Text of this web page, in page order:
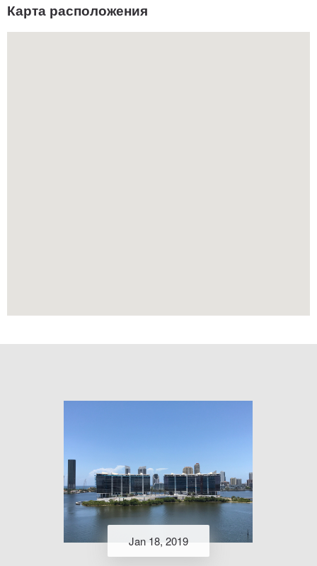
Карта расположения
Jan 18, 2019